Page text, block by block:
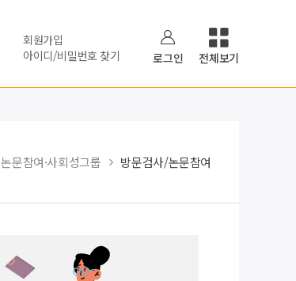
회원가입
아이디/비밀번호 찾기
로그인 전체보기
논문참여·사회성그룹 방문검사/논문참여